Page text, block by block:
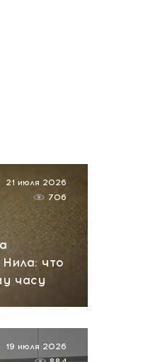
что
часу
21 июля 2026
706
19 июля 2026